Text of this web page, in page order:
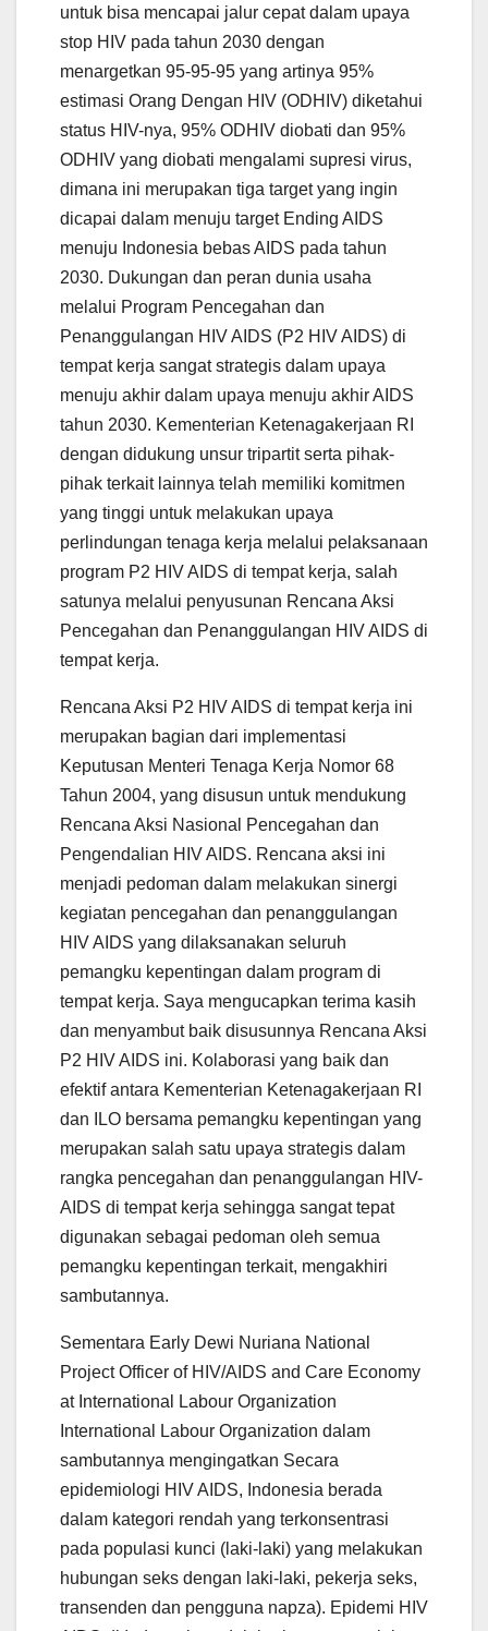
untuk bisa mencapai jalur cepat dalam upaya
stop HIV pada tahun 2030 dengan
menargetkan 95-95-95 yang artinya 95%
estimasi Orang Dengan HIV (ODHIV) diketahui
status HIV-nya, 95% ODHIV diobati dan 95%
ODHIV yang diobati mengalami supresi virus,
dimana ini merupakan tiga target yang ingin
dicapai dalam menuju target Ending AIDS
menuju Indonesia bebas AIDS pada tahun
2030. Dukungan dan peran dunia usaha
melalui Program Pencegahan dan
Penanggulangan HIV AIDS (P2 HIV AIDS) di
tempat kerja sangat strategis dalam upaya
menuju akhir dalam upaya menuju akhir AIDS
tahun 2030. Kementerian Ketenagakerjaan RI
dengan didukung unsur tripartit serta pihak-
pihak terkait lainnya telah memiliki komitmen
yang tinggi untuk melakukan upaya
perlindungan tenaga kerja melalui pelaksanaan
program P2 HIV AIDS di tempat kerja, salah
satunya melalui penyusunan Rencana Aksi
Pencegahan dan Penanggulangan HIV AIDS di
tempat kerja.
Rencana Aksi P2 HIV AIDS di tempat kerja ini
merupakan bagian dari implementasi
Keputusan Menteri Tenaga Kerja Nomor 68
Tahun 2004, yang disusun untuk mendukung
Rencana Aksi Nasional Pencegahan dan
Pengendalian HIV AIDS. Rencana aksi ini
menjadi pedoman dalam melakukan sinergi
kegiatan pencegahan dan penanggulangan
HIV AIDS yang dilaksanakan seluruh
pemangku kepentingan dalam program di
tempat kerja. Saya mengucapkan terima kasih
dan menyambut baik disusunnya Rencana Aksi
P2 HIV AIDS ini. Kolaborasi yang baik dan
efektif antara Kementerian Ketenagakerjaan RI
dan ILO bersama pemangku kepentingan yang
merupakan salah satu upaya strategis dalam
rangka pencegahan dan penanggulangan HIV-
AIDS di tempat kerja sehingga sangat tepat
digunakan sebagai pedoman oleh semua
pemangku kepentingan terkait, mengakhiri
sambutannya.
Sementara Early Dewi Nuriana National
Project Officer of HIV/AIDS and Care Economy
at International Labour Organization
International Labour Organization dalam
sambutannya mengingatkan Secara
epidemiologi HIV AIDS, Indonesia berada
dalam kategori rendah yang terkonsentrasi
pada populasi kunci (laki-laki) yang melakukan
hubungan seks dengan laki-laki, pekerja seks,
transenden dan pengguna napza). Epidemi HIV